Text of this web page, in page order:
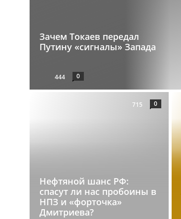
Зачем Токаев передал
Путину «сигналы» Запада
444 0
Нефтяной шанс РФ:
спасут ли нас пробоины в
НПЗ и «форточка»
Дмитриева?
715 0